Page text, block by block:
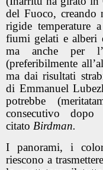
del Fuoco, creando
rigide temperature
fiumi gelati e alberi
ma anche per
(preferibilmente
ma dai risultati
di Emmanuel
potrebbe
consecutivo dopo
citato Birdman.
I panorami, i
riescono a